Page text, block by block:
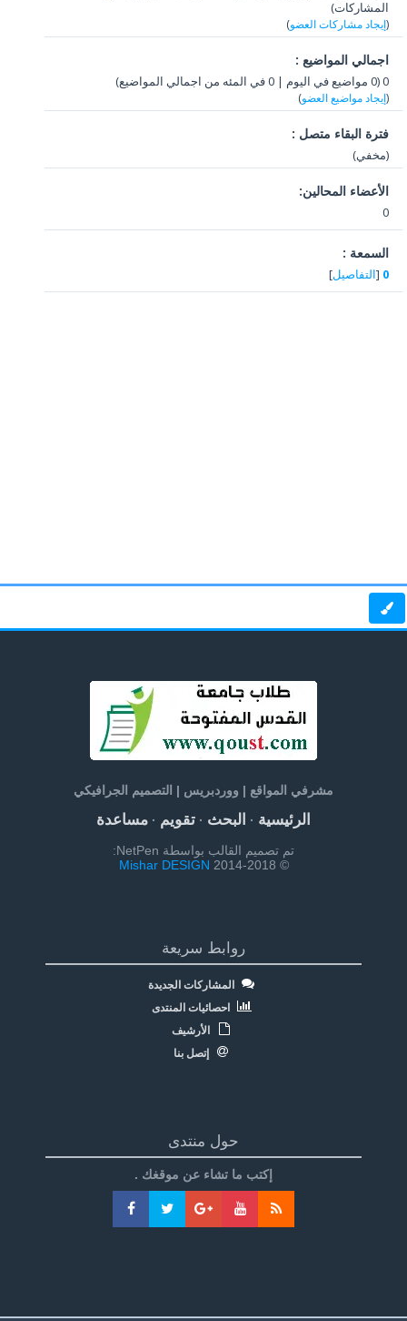
المشاركات)
إيجاد مشاركات العضو)
اجمالي المواضيع :
0 (0 مواضيع في اليوم | 0 في المئه من اجمالي المواضيع)
إيجاد مواضيع العضو)
فترة البقاء متصل :
(مخفي)
الأعضاء المحالين:
0
السمعة :
0
[ التفاصيل]
مشرفي المواقع | ووردبريس | التصميم الجرافيكي
الرئيسية· البحث· تقويم· مساعدة
تم تصميم القالب بواسطة NetPen:
© 2014-2018
Mishar DESIGN
روابط سريعة
المشاركات الجديدة
احصائيات المنتدى
الأرشيف
إتصل بنا
حول منتدى
إكتب ما تشاء عن موقغك .